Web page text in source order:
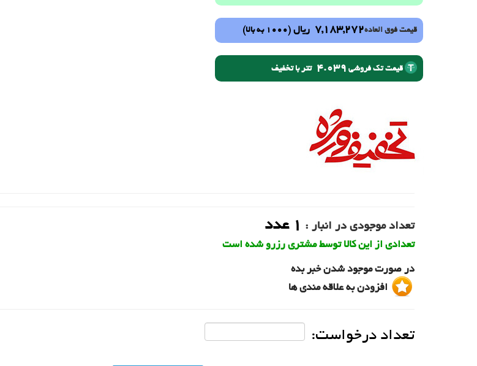
قیمت فوق العاده7,183,272 ریال (1000 به بالا)
قیمت تک فروشی 4.039 تتر با تخفیف
تعداد موجودی در انبار : 1 عدد
تعدادی از این کالا توسط مشتری رزرو شده است
در صورت موجود شدن خبر بده
افزودن به علاقه مندی ها
تعداد درخواست: